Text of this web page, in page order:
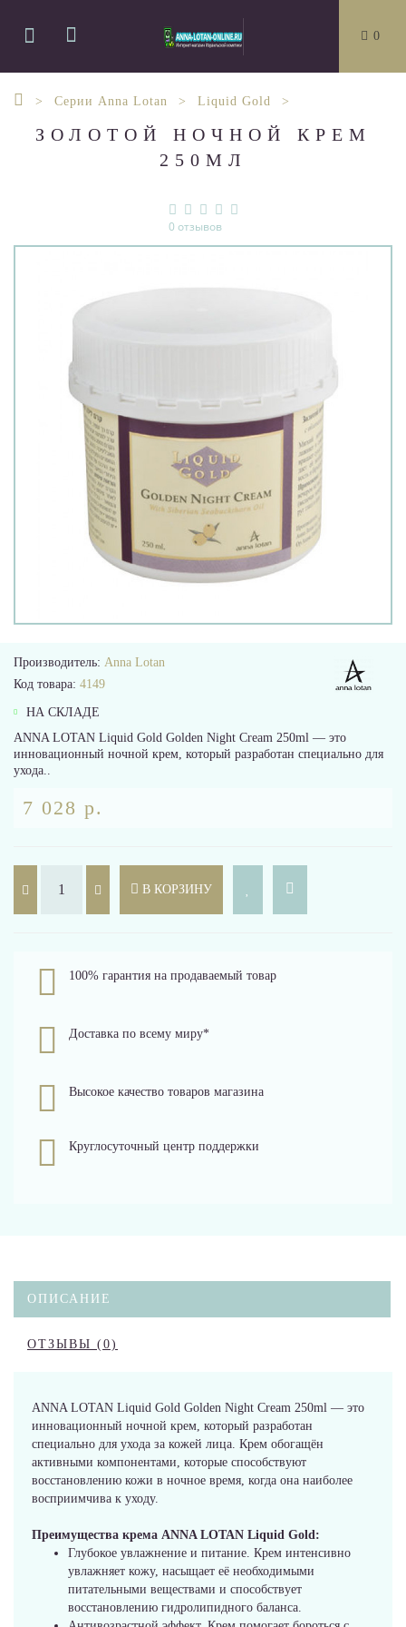
0
Серии Anna Lotan Liquid Gold
ЗОЛОТОЙ НОЧНОЙ КРЕМ
250МЛ
0 отзывов
Производитель: Anna Lotan
Код товара: 4149
НА СКЛАДЕ
ANNA LOTAN Liquid Gold Golden Night Cream 250ml — это
инновационный ночной крем, который разработан специально для
ухода..
7 028 р.
В КОРЗИНУ
100% гарантия на продаваемый товар
Доставка по всему миру*
Высокое качество товаров магазина
Круглосуточный центр поддержки
ОПИСАНИЕ
ОТЗЫВЫ (0)
ANNA LOTAN Liquid Gold Golden Night Cream 250ml — это
инновационный ночной крем, который разработан
специально для ухода за кожей лица. Крем обогащён
активными компонентами, которые способствуют
восстановлению кожи в ночное время, когда она наиболее
восприимчива к уходу.
Преимущества крема ANNA LOTAN Liquid Gold:
Глубокое увлажнение и питание. Крем интенсивно
увлажняет кожу, насыщает её необходимыми
питательными веществами и способствует
восстановлению гидролипидного баланса.